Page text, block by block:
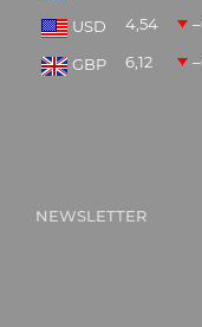
USD 4,54
GBP 6,12
NEWSLETTER